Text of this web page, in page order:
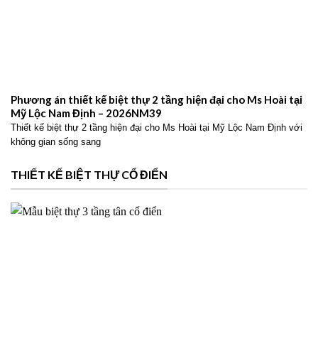
Phương án thiết kế biệt thự 2 tầng hiện đại cho Ms Hoài tại
Mỹ Lộc Nam Định – 2026NM39
Thiết kế biệt thự 2 tầng hiện đại cho Ms Hoài tại Mỹ Lộc Nam Định với
không gian sống sang
THIẾT KẾ BIỆT THỰ CỔ ĐIỂN